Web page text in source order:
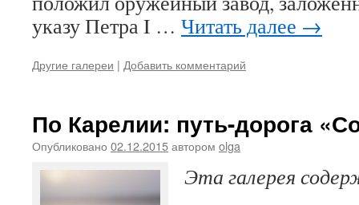
указу Петра I … Читать далее →
Другие галереи | Добавить комментарий
По Карелии: путь-дорога
Опубликовано 02.12.2015автором olga
Эта галерея